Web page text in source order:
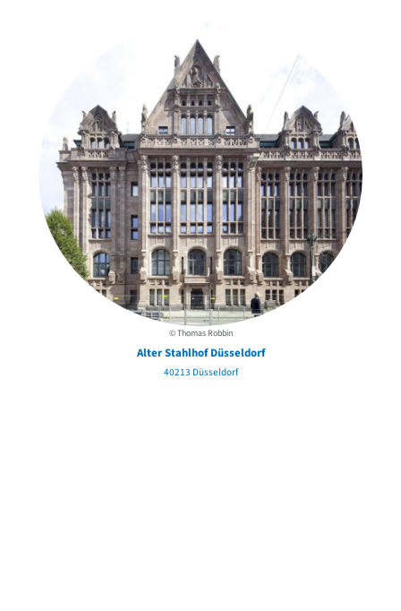
© Thomas Robbin
Alter Stahlhof Düsseldorf
40213 Düsseldorf